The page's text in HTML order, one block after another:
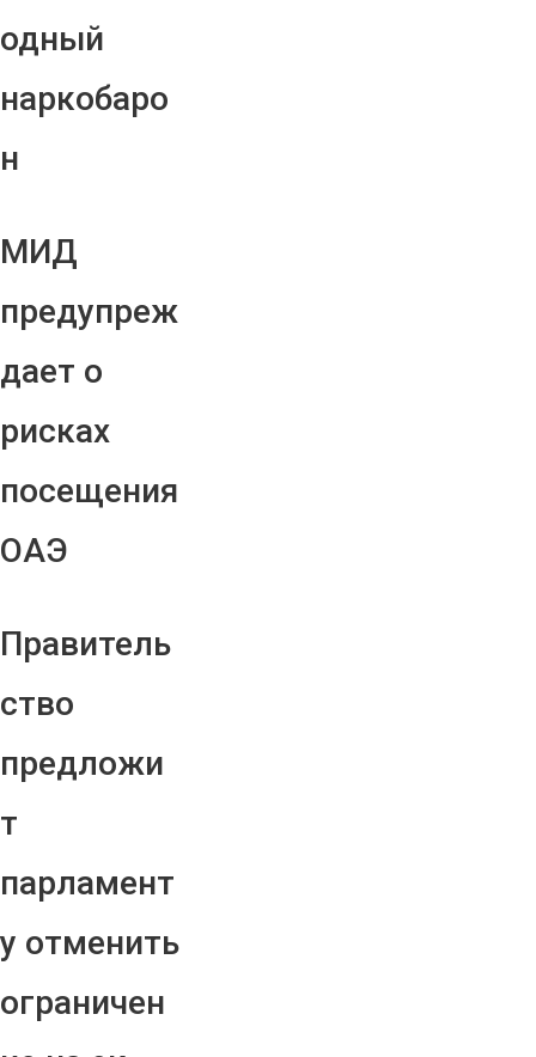
одный
наркобаро
н
МИД
предупреж
дает о
рисках
посещения
ОАЭ
Правитель
ство
предложи
т
парламент
у отменить
ограничен